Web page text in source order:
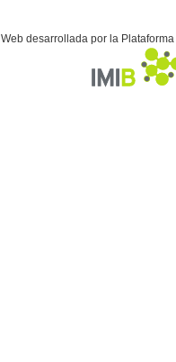
Web desarrollada por la